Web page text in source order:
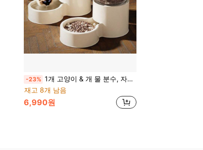
-23% 1개 고양이 & 개 물 분수, 자동 반려동물 급식기, 고양이 & 개 그릇, 사료 보관함, 반려동물 급식 & 음수 도구
재고 8개 남음
6,990원